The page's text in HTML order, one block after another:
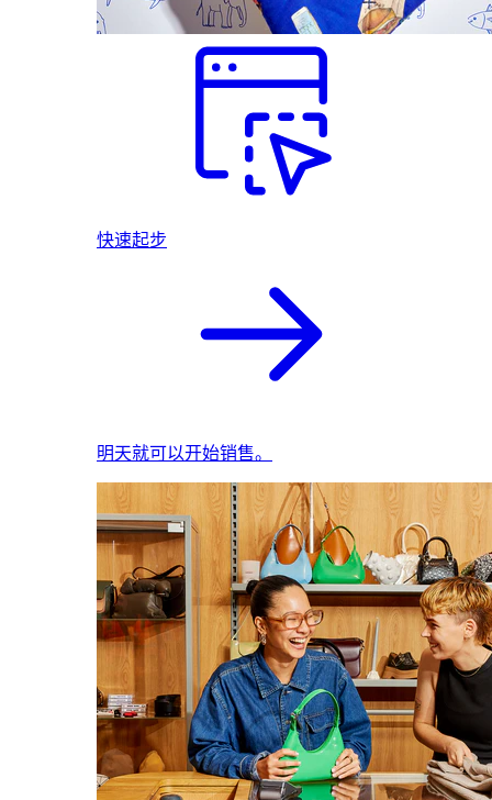
快速起步
明天就可以开始销售。